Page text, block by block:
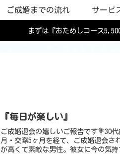
ご成婚までの流れ サービ
まずは『おためしコース
『毎日が楽しい』
ご成婚退会の嬉しいご報告です💐30
月・交際5ヶ月を経て、ご成婚退会さ
が高くて素敵な男性。彼女に今の気